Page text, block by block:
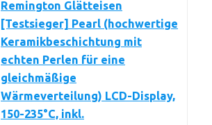
Remington Glätteisen
[Testsieger] Pearl (hochwertige
Keramikbeschichtung mit
echten Perlen für eine
gleichmäßige
Wärmeverteilung) LCD-Display,
150-235°C, inkl.